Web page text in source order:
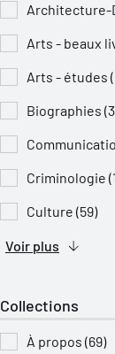
Architecture-
Arts - beaux
Arts - études
Biographies
Criminologie
Culture (59)
Voir plus
Collections
À propos (69)